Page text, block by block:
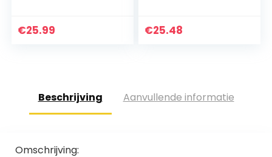
Perfecte Pizza
€25.99
Lifter Shovel
€25.48
Beschrijving Aanvullende informatie
Omschrijving: